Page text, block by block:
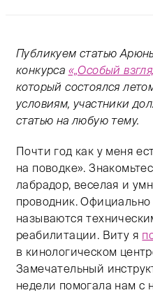
Публикуем статью
конкурса «„Особый
который состоялся
условиям, участники
статью на любую тему.
Почти год как у меня
на поводке».
лабрадор, веселая и
проводник.
называются
реабилитации. Виту я
в кинологическом
Замечательный
недели помогала нам с